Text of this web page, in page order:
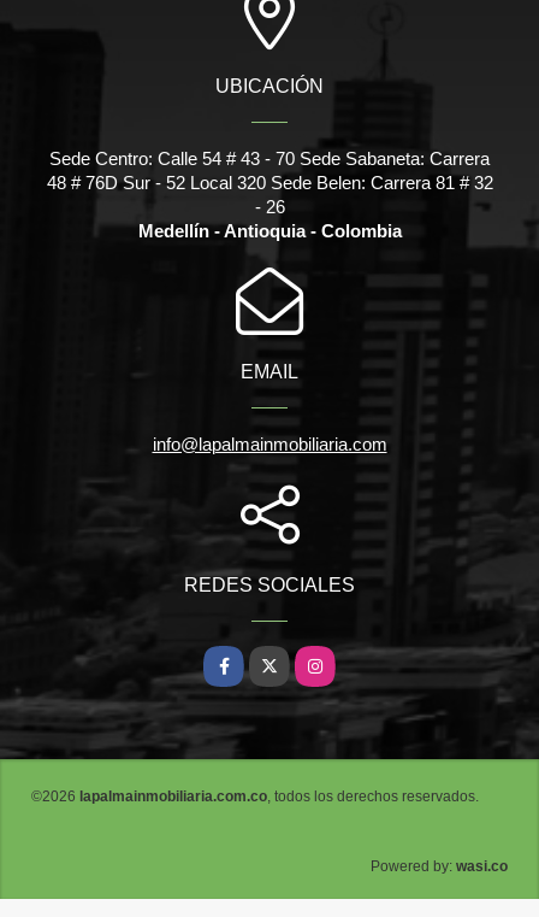
UBICACIÓN
Sede Centro: Calle 54 # 43 - 70 Sede Sabaneta: Carrera
48 # 76D Sur - 52 Local 320 Sede Belen: Carrera 81 # 32
- 26
Medellín - Antioquia - Colombia
EMAIL
info@lapalmainmobiliaria.com
REDES SOCIALES
Facebook
X Instagram
©2026 lapalmainmobiliaria.com.co, todos los derechos reservados.
Powered by: wasi.co